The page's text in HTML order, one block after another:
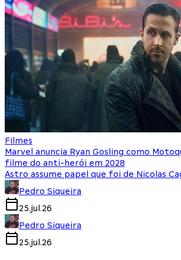
Filmes
Marvel anuncia Ryan Gosling como
filme do anti-herói em 2028
Astro assume papel que foi de Nicolas
Pedro Siqueira
25.jul.26
Pedro Siqueira
25.jul.26